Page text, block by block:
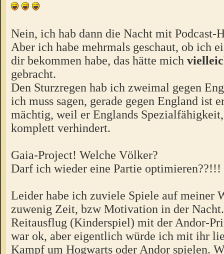
Nein, ich hab dann die Nacht mit Podcast-
Aber ich habe mehrmals geschaut, ob ich
dir bekommen habe, das hätte mich
gebracht.
Den Sturzregen hab ich zweimal gegen
ich muss sagen, gerade gegen England ist
mächtig, weil er Englands
komplett verhindert.
Gaia-Project! Welche Völker?
Darf ich wieder eine Partie
Leider habe ich zuviele Spiele auf meiner
zuwenig Zeit, bzw Motivation in der
Reitausflug (Kinderspiel) mit der Andor-
war ok, aber eigentlich würde ich mit ihr
Kampf um Hogwarts oder Andor spielen.